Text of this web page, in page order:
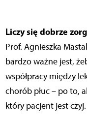
Liczy się dobrze
Prof. Agnieszka
bardzo ważne jest,
współpracy między
chorób płuc – po to,
który pacjent jest czyj.